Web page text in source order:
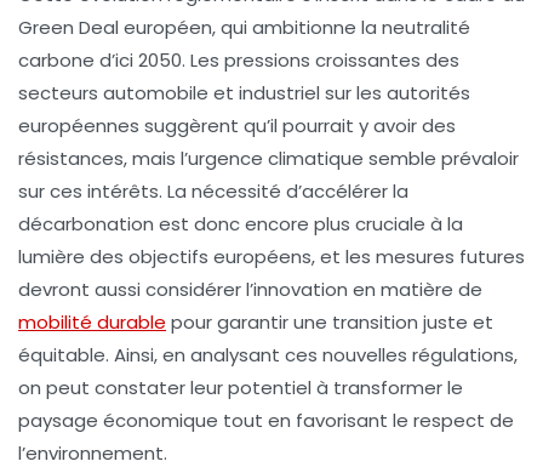
Green Deal européen, qui ambitionne la neutralité
carbone d’ici 2050. Les pressions croissantes des
secteurs automobile et industriel sur les autorités
européennes suggèrent qu’il pourrait y avoir des
résistances, mais l’urgence climatique semble prévaloir
sur ces intérêts. La nécessité d’accélérer la
décarbonation est donc encore plus cruciale à la
lumière des objectifs européens, et les mesures futures
devront aussi considérer l’innovation en matière de
mobilité durable pour garantir une transition juste et
équitable. Ainsi, en analysant ces nouvelles régulations,
on peut constater leur potentiel à transformer le
paysage économique tout en favorisant le respect de
l’environnement.